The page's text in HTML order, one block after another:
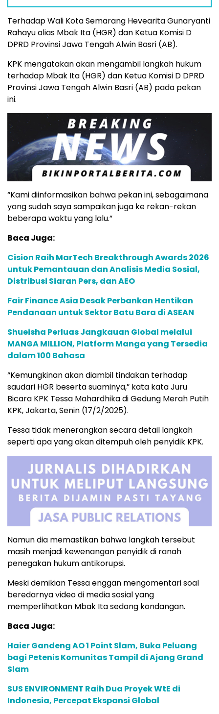
Terhadap Wali Kota Semarang Hevearita Gunaryanti
Rahayu alias Mbak Ita (HGR) dan Ketua Komisi D
DPRD Provinsi Jawa Tengah Alwin Basri (AB).
KPK mengatakan akan mengambil langkah hukum
terhadap Mbak Ita (HGR) dan Ketua Komisi D DPRD
Provinsi Jawa Tengah Alwin Basri (AB) pada pekan
ini.
“Kami diinformasikan bahwa pekan ini, sebagaimana
yang sudah saya sampaikan juga ke rekan-rekan
beberapa waktu yang lalu.”
Baca Juga:
Cision Raih MarTech Breakthrough Awards 2026
untuk Pemantauan dan Analisis Media Sosial,
Distribusi Siaran Pers, dan AEO
Fair Finance Asia Desak Perbankan Hentikan
Pendanaan untuk Sektor Batu Bara di ASEAN
Shueisha Perluas Jangkauan Global melalui
MANGA MILLION, Platform Manga yang Tersedia
dalam 100 Bahasa
“Kemungkinan akan diambil tindakan terhadap
saudari HGR beserta suaminya,” kata kata Juru
Bicara KPK Tessa Mahardhika di Gedung Merah Putih
KPK, Jakarta, Senin (17/2/2025).
Tessa tidak menerangkan secara detail langkah
seperti apa yang akan ditempuh oleh penyidik KPK.
Namun dia memastikan bahwa langkah tersebut
masih menjadi kewenangan penyidik di ranah
penegakan hukum antikorupsi.
Meski demikian Tessa enggan mengomentari soal
beredarnya video di media sosial yang
memperlihatkan Mbak Ita sedang kondangan.
Baca Juga:
Haier Gandeng AO 1 Point Slam, Buka Peluang
bagi Petenis Komunitas Tampil di Ajang Grand
Slam
SUS ENVIRONMENT Raih Dua Proyek WtE di
Indonesia, Percepat Ekspansi Global